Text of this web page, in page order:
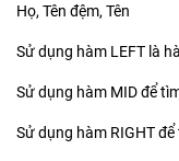
Họ, Tên đệm, Tên
Sử dụng hàm LEFT là
Sử dụng hàm MID để
Sử dụng hàm RIGHT